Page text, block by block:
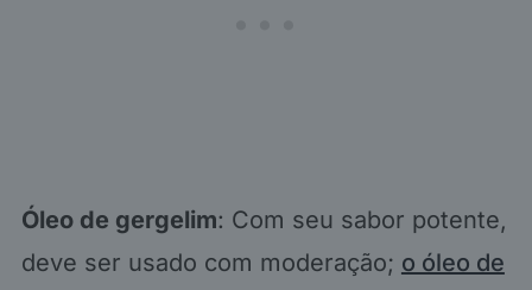
Óleo de gergelim: Com seu sabor potente,
deve ser usado com moderação; o óleo de